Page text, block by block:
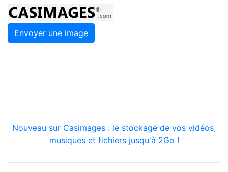
Envoyer une image
Nouveau sur Casimages : le stockage de vos vidéos,
musiques et fichiers jusqu'à 2Go !